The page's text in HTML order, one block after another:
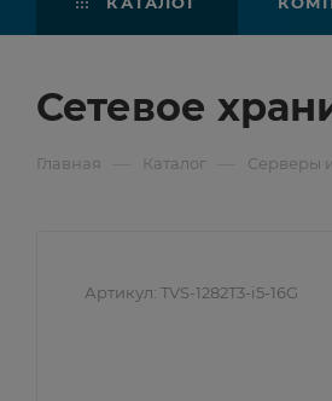
Сетевое
Главная Каталог Серверы
Артикул: TVS-1282T3-i5-16G